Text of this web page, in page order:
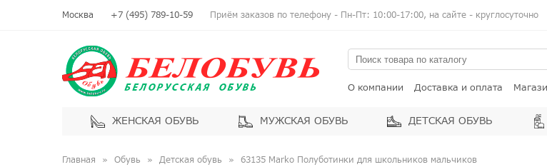
Москва +7 (495) 789-10-59 Приём заказов по телефону - Пн-Пт: 10:00-17:00, на сайте - круглосуточно
О компании Доставка и оплата
ЖЕНСКАЯ ОБУВЬ МУЖСКАЯ ОБУВЬ ДЕТСКАЯ ОБУВЬ
Главная Обувь Детская обувь 63135 Marko Полуботинки для школьников мальчиков